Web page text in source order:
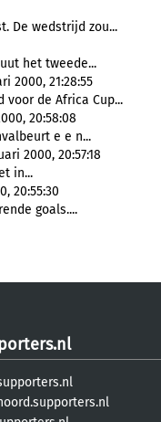
De wedstrijd zou...
het tweede...
2000, 21:28:55
voor de Africa Cup...
20:58:08
e e n...
2000, 20:57:18
in...
20:55:30
goals....